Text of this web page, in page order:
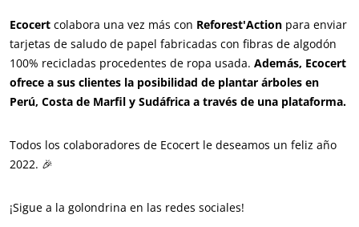
Carreras
Ecocert colabora una vez más con Reforest'Action para enviar
tarjetas de saludo de papel fabricadas con fibras de algodón
100% recicladas procedentes de ropa usada. Además, Ecocert
ofrece a sus clientes la posibilidad de plantar árboles en
Perú, Costa de Marfil y Sudáfrica a través de una plataforma.
Todos los colaboradores de Ecocert le deseamos un feliz año
2022. 🎉
¡Sigue a la golondrina en las redes sociales!